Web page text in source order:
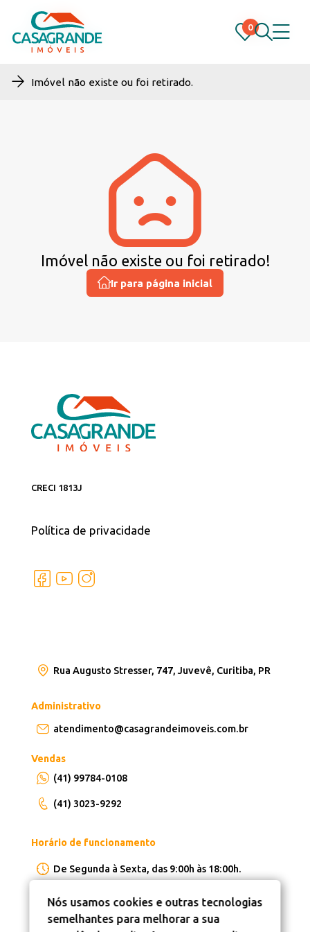
0
0
Imóvel não existe ou foi retirado.
Imóvel não existe ou foi retirado!
Ir para página inicial
CRECI 1813J
Política de privacidade
Rua Augusto Stresser, 747, Juvevê, Curitiba, PR
Administrativo
atendimento@casagrandeimoveis.com.br
Vendas
(41) 99784-0108
(41) 3023-9292
Horário de funcionamento
De Segunda à Sexta, das 9:00h às 18:00h.
Nós usamos cookies e outras tecnologias
semelhantes para melhorar a sua